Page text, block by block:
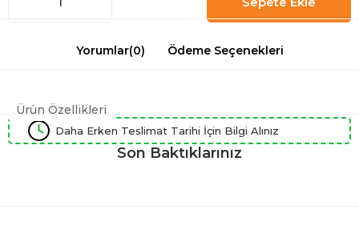
Yorumlar(0) Ödeme Seçenekleri
Ürün Özellikleri
Daha Erken Teslimat Tarihi İçin Bilgi Alınız
Son Baktıklarınız